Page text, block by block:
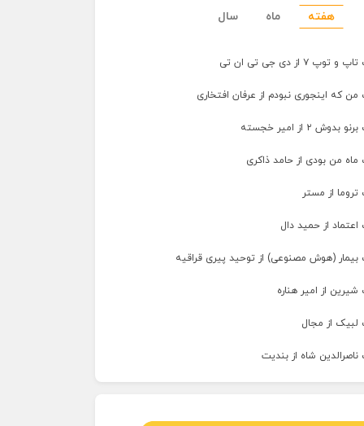
هفته ماه سال
۷ از دی جی تی ان تی
من که اینجوری نبودم از عرفان افتخاری
۲ از امیر خجسته
ماه من بودی از حامد ذاکری
تروما از مستر
اعتماد از حمید دال
بیمار (هوش مصنوعی) از توحید پیری قراقیه
شیرین از امیر هناره
لبیک از مجال
ناصرالدین شاه از بندیت